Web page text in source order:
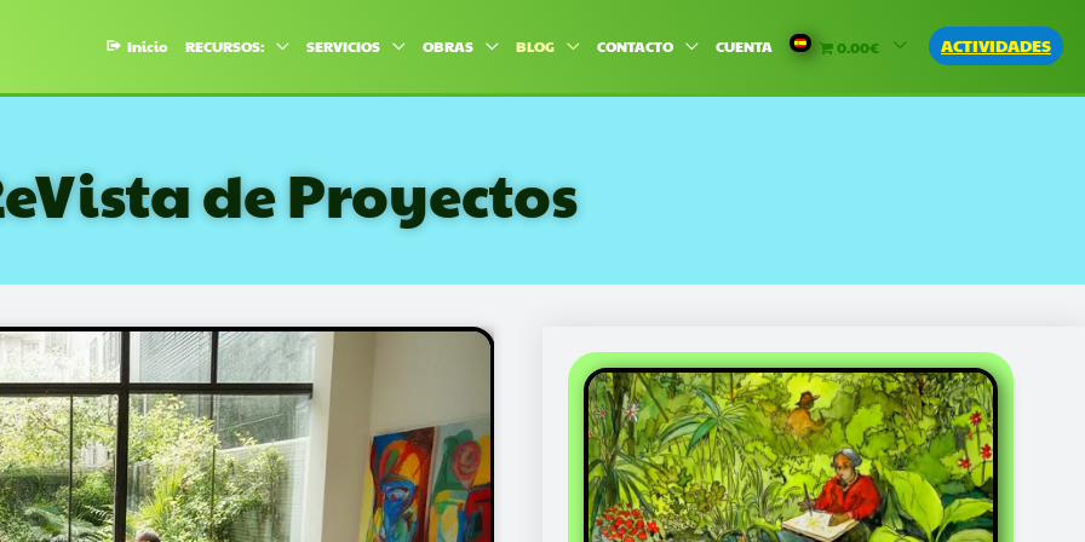
Inicio RECURSOS: SERVICIOS OBRAS BLOG CONTACTO CUENTA 0.00€ ACTIVIDADES
de Proyectos